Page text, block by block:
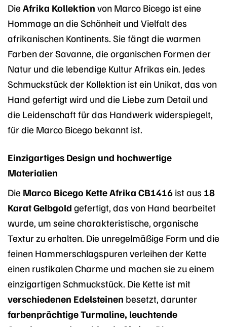
Die Afrika Kollektion von Marco Bicego ist eine
Hommage an die Schönheit und Vielfalt des
afrikanischen Kontinents. Sie fängt die warmen
Farben der Savanne, die organischen Formen der
Natur und die lebendige Kultur Afrikas ein. Jedes
Schmuckstück der Kollektion ist ein Unikat, das von
Hand gefertigt wird und die Liebe zum Detail und
die Leidenschaft für das Handwerk widerspiegelt,
für die Marco Bicego bekannt ist.
Einzigartiges Design und hochwertige
Materialien
Die Marco Bicego Kette Afrika CB1416 ist aus 18
Karat Gelbgold gefertigt, das von Hand bearbeitet
wurde, um seine charakteristische, organische
Textur zu erhalten. Die unregelmäßige Form und die
feinen Hammerschlagspuren verleihen der Kette
einen rustikalen Charme und machen sie zu einem
einzigartigen Schmuckstück. Die Kette ist mit
verschiedenen Edelsteinen besetzt, darunter
farbenprächtige Turmaline, leuchtende